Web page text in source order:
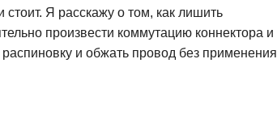
Я расскажу о том, как лишить
произвести коммутацию коннектора и
и обжать провод без применения